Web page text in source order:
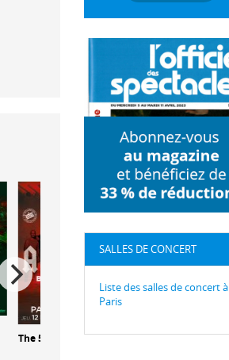
The 5 Rosies
SALLES DE CONCERT
Liste des salles de concert à
Paris